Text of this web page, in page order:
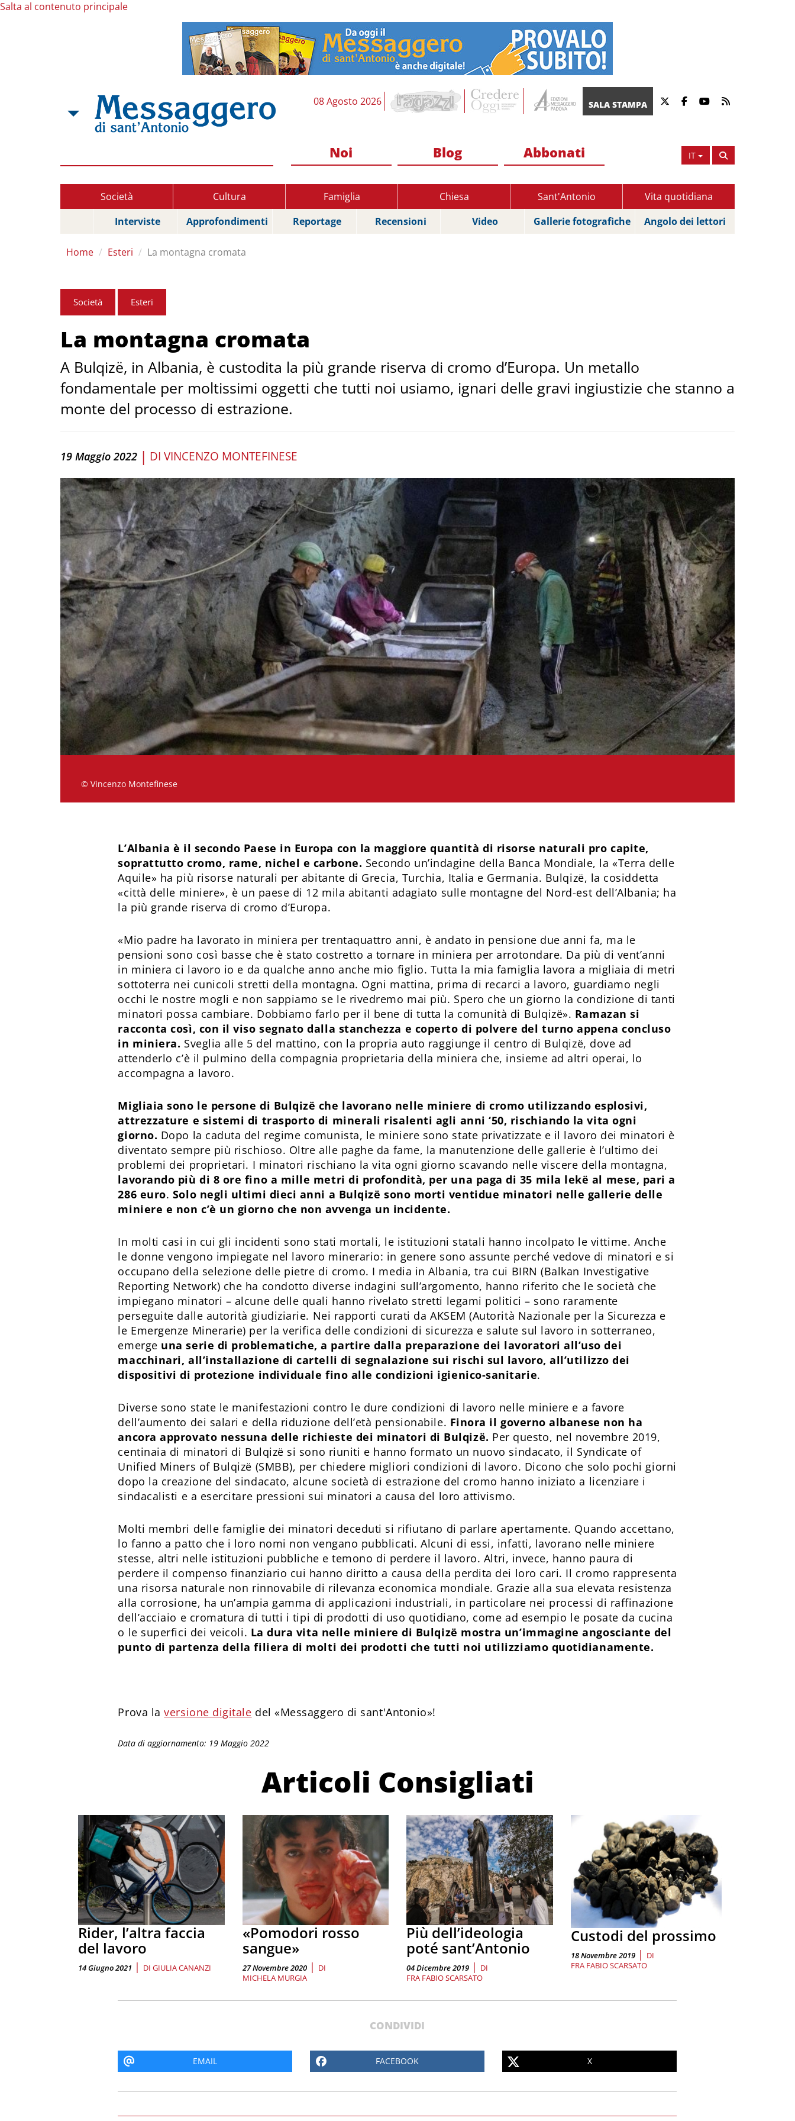
Salta al contenuto principale
08 Agosto 2026 SALA STAMPA
IT
Noi Blog Abbonati
Società Cultura Famiglia Chiesa Sant'Antonio
Vita quotidiana
Interviste
Approfondimenti Reportage Recensioni Video Gallerie fotografiche Angolo dei lettori
Home Esteri La montagna cromata
Società Esteri
La montagna cromata
A Bulqizë, in Albania, è custodita la più grande riserva di cromo d’Europa. Un metallo
fondamentale per moltissimi oggetti che tutti noi usiamo, ignari delle gravi ingiustizie che stanno a
monte del processo di estrazione.
19 Maggio 2022 | DI VINCENZO MONTEFINESE
© Vincenzo Montefinese
L’Albania è il secondo Paese in Europa con la maggiore quantità di risorse naturali pro capite,
soprattutto cromo, rame, nichel e carbone. Secondo un’indagine della Banca Mondiale, la «Terra delle
Aquile» ha più risorse naturali per abitante di Grecia, Turchia, Italia e Germania. Bulqizë, la cosiddetta
«città delle miniere», è un paese di 12 mila abitanti adagiato sulle montagne del Nord-est dell’Albania; ha
la più grande riserva di cromo d’Europa.
«Mio padre ha lavorato in miniera per trentaquattro anni, è andato in pensione due anni fa, ma le
pensioni sono così basse che è stato costretto a tornare in miniera per arrotondare. Da più di vent’anni
in miniera ci lavoro io e da qualche anno anche mio figlio. Tutta la mia famiglia lavora a migliaia di metri
sottoterra nei cunicoli stretti della montagna. Ogni mattina, prima di recarci a lavoro, guardiamo negli
occhi le nostre mogli e non sappiamo se le rivedremo mai più. Spero che un giorno la condizione di tanti
minatori possa cambiare. Dobbiamo farlo per il bene di tutta la comunità di Bulqizë». Ramazan si
racconta così, con il viso segnato dalla stanchezza e coperto di polvere del turno appena concluso
in miniera. Sveglia alle 5 del mattino, con la propria auto raggiunge il centro di Bulqizë, dove ad
attenderlo c’è il pulmino della compagnia proprietaria della miniera che, insieme ad altri operai, lo
accompagna a lavoro.
Migliaia sono le persone di Bulqizë che lavorano nelle miniere di cromo utilizzando esplosivi,
attrezzature e sistemi di trasporto di minerali risalenti agli anni ‘50, rischiando la vita ogni
giorno. Dopo la caduta del regime comunista, le miniere sono state privatizzate e il lavoro dei minatori è
diventato sempre più rischioso. Oltre alle paghe da fame, la manutenzione delle gallerie è l’ultimo dei
problemi dei proprietari. I minatori rischiano la vita ogni giorno scavando nelle viscere della montagna,
lavorando più di 8 ore fino a mille metri di profondità, per una paga di 35 mila lekë al mese, pari a
286 euro. Solo negli ultimi dieci anni a Bulqizë sono morti ventidue minatori nelle gallerie delle
miniere e non c’è un giorno che non avvenga un incidente.
In molti casi in cui gli incidenti sono stati mortali, le istituzioni statali hanno incolpato le vittime. Anche
le donne vengono impiegate nel lavoro minerario: in genere sono assunte perché vedove di minatori e si
occupano della selezione delle pietre di cromo. I media in Albania, tra cui BIRN (Balkan Investigative
Reporting Network) che ha condotto diverse indagini sull’argomento, hanno riferito che le società che
impiegano minatori – alcune delle quali hanno rivelato stretti legami politici – sono raramente
perseguite dalle autorità giudiziarie. Nei rapporti curati da AKSEM (Autorità Nazionale per la Sicurezza e
le Emergenze Minerarie) per la verifica delle condizioni di sicurezza e salute sul lavoro in sotterraneo,
emerge una serie di problematiche, a partire dalla preparazione dei lavoratori all’uso dei
macchinari, all’installazione di cartelli di segnalazione sui rischi sul lavoro, all’utilizzo dei
dispositivi di protezione individuale fino alle condizioni igienico-sanitarie.
Diverse sono state le manifestazioni contro le dure condizioni di lavoro nelle miniere e a favore
dell’aumento dei salari e della riduzione dell’età pensionabile. Finora il governo albanese non ha
ancora approvato nessuna delle richieste dei minatori di Bulqizë. Per questo, nel novembre 2019,
centinaia di minatori di Bulqizë si sono riuniti e hanno formato un nuovo sindacato, il Syndicate of
Unified Miners of Bulqizë (SMBB), per chiedere migliori condizioni di lavoro. Dicono che solo pochi giorni
dopo la creazione del sindacato, alcune società di estrazione del cromo hanno iniziato a licenziare i
sindacalisti e a esercitare pressioni sui minatori a causa del loro attivismo.
Molti membri delle famiglie dei minatori deceduti si rifiutano di parlare apertamente. Quando accettano,
lo fanno a patto che i loro nomi non vengano pubblicati. Alcuni di essi, infatti, lavorano nelle miniere
stesse, altri nelle istituzioni pubbliche e temono di perdere il lavoro. Altri, invece, hanno paura di
perdere il compenso finanziario cui hanno diritto a causa della perdita dei loro cari. Il cromo rappresenta
una risorsa naturale non rinnovabile di rilevanza economica mondiale. Grazie alla sua elevata resistenza
alla corrosione, ha un’ampia gamma di applicazioni industriali, in particolare nei processi di raffinazione
dell’acciaio e cromatura di tutti i tipi di prodotti di uso quotidiano, come ad esempio le posate da cucina
o le superfici dei veicoli. La dura vita nelle miniere di Bulqizë mostra un’immagine angosciante del
punto di partenza della filiera di molti dei prodotti che tutti noi utilizziamo quotidianamente.
Prova laversione digitale del «Messaggero di sant'Antonio»!
Data di aggiornamento: 19 Maggio 2022
Articoli Consigliati
Rider, l’altra faccia
del lavoro
14 Giugno 2021 | DI GIULIA CANANZI
«Pomodori rosso
sangue»
27 Novembre 2020 | DI
MICHELA MURGIA
Più dell’ideologia
poté sant’Antonio
04 Dicembre 2019 | DI
FRA FABIO SCARSATO
Custodi del prossimo
18 Novembre 2019 | DI
FRA FABIO SCARSATO
CONDIVIDI
EMAIL FACEBOOK X